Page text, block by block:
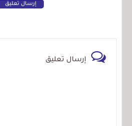
إرسال تعليق
إرسال تعليق